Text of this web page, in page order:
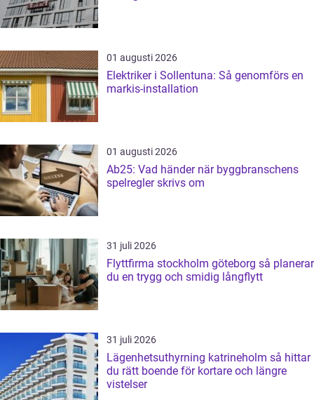
01 augusti 2026
Elektriker i Sollentuna: Så genomförs en
markis-installation
01 augusti 2026
Ab25: Vad händer när byggbranschens
spelregler skrivs om
31 juli 2026
Flyttfirma stockholm göteborg så planerar
du en trygg och smidig långflytt
31 juli 2026
Lägenhetsuthyrning katrineholm så hittar
du rätt boende för kortare och längre
vistelser